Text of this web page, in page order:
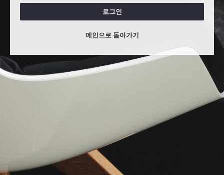
로그인
메인으로 돌아가기